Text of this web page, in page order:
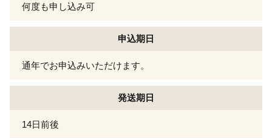
何度も申し込み可
申込期日
通年でお申込みいただけます。
発送期日
14日前後